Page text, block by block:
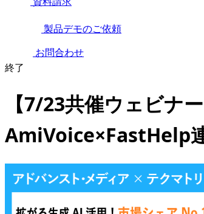
製品デモのご依頼
お問合わせ
終了
【7/23共催ウェビナ
AmiVoice×FastHelp